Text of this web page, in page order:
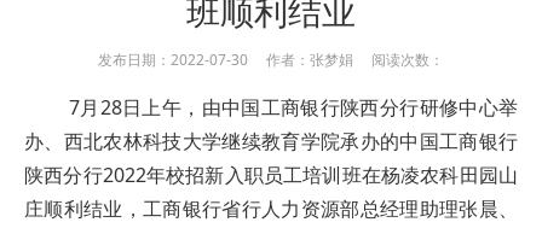
班顺利结业
发布日期：2022-07-30 作者：张梦娟 阅读次数：
7月28日上午，由中国工商银行陕西分行研修中心举
办、西北农林科技大学继续教育学院承办的中国工商银行
陕西分行2022年校招新入职员工培训班在杨凌农科田园山
庄顺利结业，工商银行省行人力资源部总经理助理张晨、